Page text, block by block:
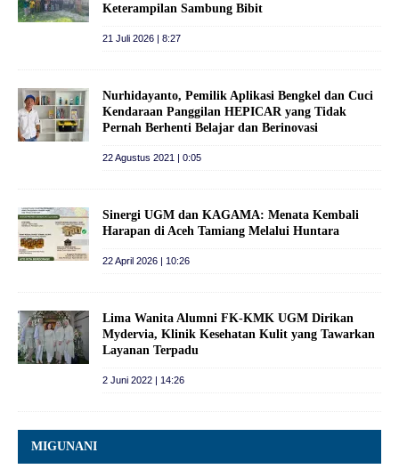
Keterampilan Sambung Bibit
21 Juli 2026 | 8:27
Nurhidayanto, Pemilik Aplikasi Bengkel dan Cuci
Kendaraan Panggilan HEPICAR yang Tidak
Pernah Berhenti Belajar dan Berinovasi
22 Agustus 2021 | 0:05
Sinergi UGM dan KAGAMA: Menata Kembali
Harapan di Aceh Tamiang Melalui Huntara
22 April 2026 | 10:26
Lima Wanita Alumni FK-KMK UGM Dirikan
Mydervia, Klinik Kesehatan Kulit yang Tawarkan
Layanan Terpadu
2 Juni 2022 | 14:26
MIGUNANI